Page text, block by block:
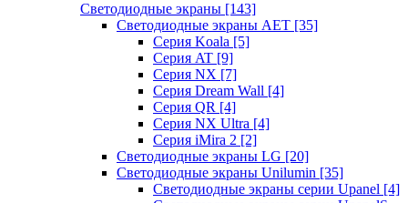
Светодиодные экраны [143]
Светодиодные экраны AET [35]
Cерия Koala [5]
Серия AT [9]
Серия NX [7]
Серия Dream Wall [4]
Серия QR [4]
Серия NX Ultra [4]
Серия iMira 2 [2]
Светодиодные экраны LG [20]
Светодиодные экраны Unilumin [35]
Светодиодные экраны серии Upanel [4]